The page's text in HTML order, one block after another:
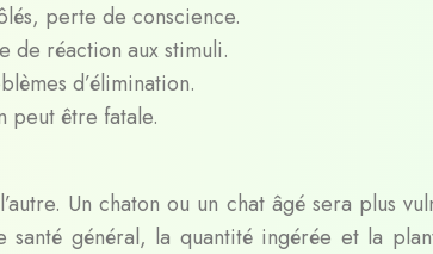
perte de conscience.
de réaction aux stimuli.
d’élimination.
peut être fatale.
Un chaton ou un chat âgé sera plus
santé général, la quantité ingérée et la